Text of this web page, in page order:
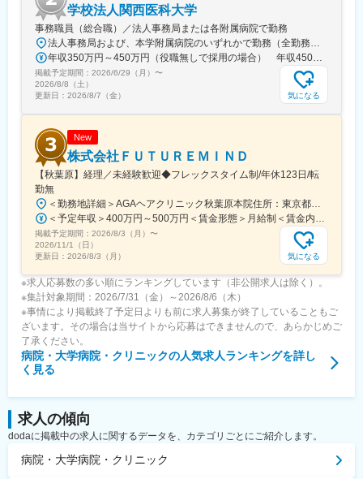
■当法人について：
栃木県の最南端(栃木県野木町）に位置し、病院や高齢者施設など
を運営しています。友志会グループ全体で20以上の施設を展開し
ております。医療事業では、野木病院や石橋総合病院や翼の舎
（いえ）病院、介護事業においては、介護老人保健施設ひまわり
荘やグループホーム森の舎など複数施設を運営し、地域住民の生
活を支えています。
学校法人関西医科大学
事務職員（総合職）／法人事務局または各附属病院で勤務
法人事務局および、本学附属病院のいずれかで勤務（全勤務地、最寄り駅から徒歩5分以内）【関西医科大学 法人事務局】大阪府枚方市新町2丁目5-1■京阪本線 枚方市駅～徒歩5分※京阪 枚方市駅まで…・京阪 京橋駅から特急乗車14分・京阪 中書島駅から特急乗車16分【附属病院】大阪府枚方市新町2丁目3-1■京阪本線 枚方市駅～徒歩3分【総合医療センター】大阪府守口市文園町10-15■京阪本線 滝井駅～徒歩3分■地下鉄谷町線・今里筋線 太子橋今市駅～徒歩5分 ※京阪 滝井駅まで… ・京阪 京橋駅から各停乗車9分 ※谷町線 太子橋今市駅まで…・谷町線 大日駅から乗車8分・谷町線 東梅田駅から乗車13分【香里病院】大阪府寝屋川市香里本通町8-45■京阪本線 香里園駅～徒歩1分 ※京阪 香里園駅まで… ・京阪 京橋駅・樟葉駅から準急乗車15分 ・京阪中書島駅から準急乗車35分（特急乗車、枚方市駅で乗り換えると25分） ◎経験・能力など適性を考慮し配属します。 ※転居を伴う転勤なし※U・Iターン歓迎
年収350万円～450万円（役職無しで採用の場合） 年収450万円～550万円（主任級で採用の場合）
掲載予定期間： 2026/6/29（月） 〜
2026/8/8（土）
更新日： 2026/8/7（金） 気になる
New
株式会社ＦＵＴＵＲＥＭＩＮＤ
【秋葉原】経理／未経験歓迎◆フレックスタイム制/年休123日/転
勤無
＜勤務地詳細＞AGAヘアクリニック秋葉原本院住所：東京都千代田区外神田3-12-8 住友不動産秋葉原ビル9F受動喫煙対策：屋内全面禁煙変更の範囲：会社の定める事業所（リモートワーク含む）
＜予定年収＞400万円～500万円＜賃金形態＞月給制＜賃金内訳＞月額（基本給）：275,000円～350,000円＜月給＞275,000円～350,000円＜昇給有無＞有＜残業手当＞有＜給与補足＞■ 多職種手当:5万円（複数の職種をマルチに対応するスタッフへの手当） ■ 多エリア手当:4万円（複数の拠点を横断してくれるスタッフへの手当） ■ 役職手当:0～52万円■ 達成手当：0～100万円（半期評価によって増減する手当）賃金はあくまでも目安の金額であり、選考を通じて上下する可能性があります。月給(月額)は固定手当を含めた表記です。
掲載予定期間： 2026/8/3（月） 〜
2026/11/1（日）
更新日： 2026/8/3（月） 気になる
※求人応募数の多い順にランキングしています（非公開求人は除く）。
※集計対象期間：2026/7/31（金）～2026/8/6（木）
※事情により掲載終了予定日よりも前に求人募集が終了していることもご
ざいます。その場合は当サイトから応募はできませんので、あらかじめご
了承ください。
病院・大学病院・クリニックの人気求人ランキングを詳し
く見る
求人の傾向
dodaに掲載中の求人に関するデータを、カテゴリごとにご紹介します。
病院・大学病院・クリニック